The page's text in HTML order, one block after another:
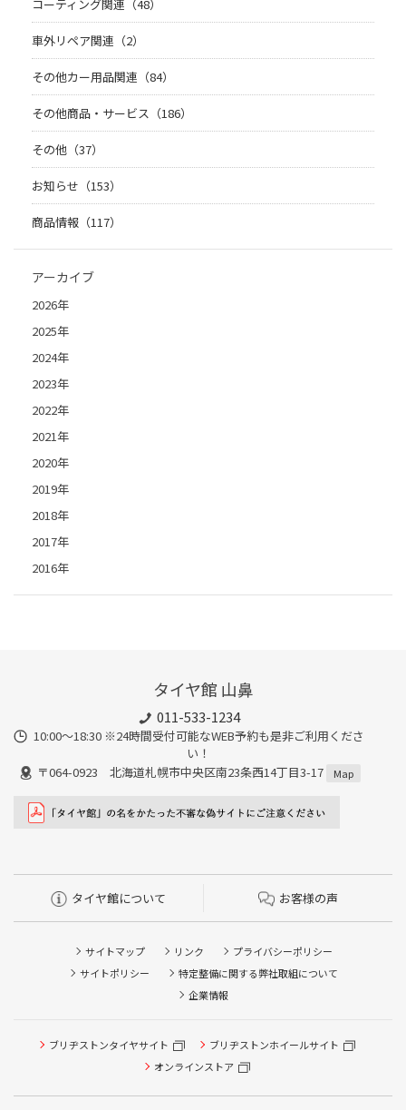
コーティング関連（48）
車外リペア関連（2）
その他カー用品関連（84）
その他商品・サービス（186）
その他（37）
お知らせ（153）
商品情報（117）
アーカイブ
2026年
2025年
2024年
2023年
2022年
2021年
2020年
2019年
2018年
2017年
2016年
タイヤ館 山鼻
011-533-1234
10:00～18:30 ※24時間受付可能なWEB予約も是非ご利用くださ
い！
〒064-0923 北海道札幌市中央区南23条西14丁目3-17
Map
タイヤ館について お客様の声
サイトマップ リンク
プライバシーポリシー
サイトポリシー
特定整備に関する弊社取組について
企業情報
ブリヂストンタイヤサイト
ブリヂストンホイールサイト
オンラインストア
タイヤ点検・安全点検/タイヤ履き替え/オイル交換/その他
ピット作業の予約